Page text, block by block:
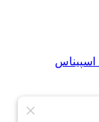
اسپیناس